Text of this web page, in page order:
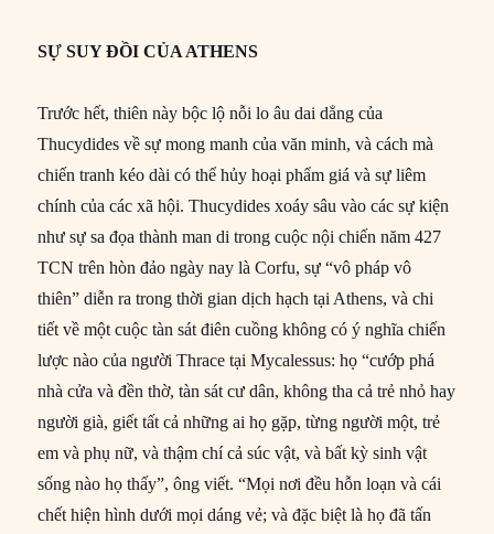
SỰ SUY ĐỒI CỦA ATHENS
Trước hết, thiên này bộc lộ nỗi lo âu dai dẳng của
Thucydides về sự mong manh của văn minh, và cách mà
chiến tranh kéo dài có thể hủy hoại phẩm giá và sự liêm
chính của các xã hội. Thucydides xoáy sâu vào các sự kiện
như sự sa đọa thành man di trong cuộc nội chiến năm 427
TCN trên hòn đảo ngày nay là Corfu, sự “vô pháp vô
thiên” diễn ra trong thời gian dịch hạch tại Athens, và chi
tiết về một cuộc tàn sát điên cuồng không có ý nghĩa chiến
lược nào của người Thrace tại Mycalessus: họ “cướp phá
nhà cửa và đền thờ, tàn sát cư dân, không tha cả trẻ nhỏ hay
người già, giết tất cả những ai họ gặp, từng người một, trẻ
em và phụ nữ, và thậm chí cả súc vật, và bất kỳ sinh vật
sống nào họ thấy”, ông viết. “Mọi nơi đều hỗn loạn và cái
chết hiện hình dưới mọi dáng vẻ; và đặc biệt là họ đã tấn